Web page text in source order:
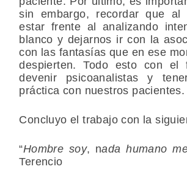
sin embargo, recordar que al
estar frente al analizando
blanco y dejarnos ir con la
con las fantasías que en ese
despierten. Todo esto con el
devenir psicoanalistas y
práctica con nuestros pacientes.
Concluyo el trabajo con la
“Hombre soy, nada humano
Terencio